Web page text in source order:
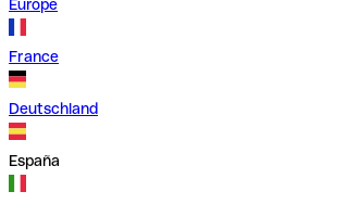
Europe
France
Deutschland
España